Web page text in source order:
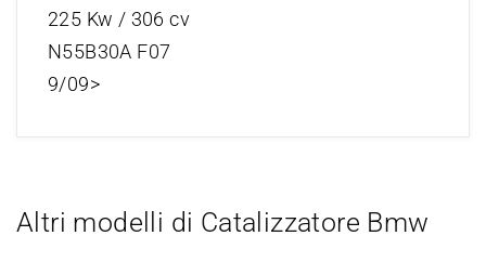
225 Kw / 306 cv
N55B30A F07
9/09>
Altri modelli di Catalizzatore Bmw